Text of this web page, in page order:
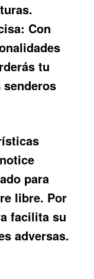
Con
tu
para
libre. Por
facilita su
adversas.